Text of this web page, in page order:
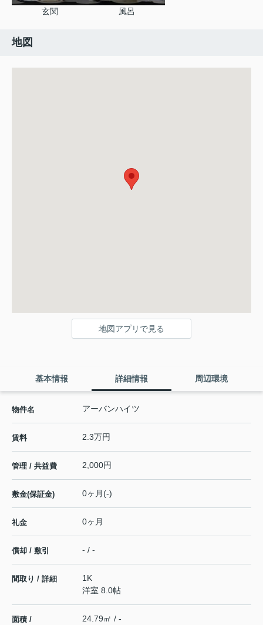
玄関 風呂
地図
地図アプリで見る
基本情報 詳細情報 周辺環境
物件名 アーバンハイツ
賃料 2.3万円
管理 / 共益費 2,000円
敷金(保証金) 0ヶ月(-)
礼金 0ヶ月
償却 / 敷引 - / -
間取り / 詳細
1K
洋室 8.0帖
面積 /
24.79㎡ / -